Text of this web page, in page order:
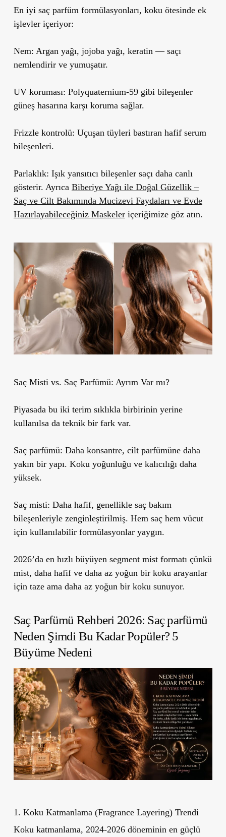
En iyi saç parfüm formülasyonları, koku ötesinde ek
işlevler içeriyor:
Nem: Argan yağı, jojoba yağı, keratin — saçı
nemlendirir ve yumuşatır.
UV koruması: Polyquaternium-59 gibi bileşenler
güneş hasarına karşı koruma sağlar.
Frizzle kontrolü: Uçuşan tüyleri bastıran hafif serum
bileşenleri.
Parlaklık: Işık yansıtıcı bileşenler saçı daha canlı
gösterir. Ayrıca Biberiye Yağı ile Doğal Güzellik –
Saç ve Cilt Bakımında Mucizevi Faydaları ve Evde
Hazırlayabileceğiniz Maskeleriçeriğimize göz atın.
Saç Misti vs. Saç Parfümü: Ayrım Var mı?
Piyasada bu iki terim sıklıkla birbirinin yerine
kullanılsa da teknik bir fark var.
Saç parfümü: Daha konsantre, cilt parfümüne daha
yakın bir yapı. Koku yoğunluğu ve kalıcılığı daha
yüksek.
Saç misti: Daha hafif, genellikle saç bakım
bileşenleriyle zenginleştirilmiş. Hem saç hem vücut
için kullanılabilir formülasyonlar yaygın.
2026’da en hızlı büyüyen segment mist formatı çünkü
mist, daha hafif ve daha az yoğun bir koku arayanlar
için taze ama daha az yoğun bir koku sunuyor.
Saç Parfümü Rehberi 2026: Saç parfümü
Neden Şimdi Bu Kadar Popüler? 5
Büyüme Nedeni
1. Koku Katmanlama (Fragrance Layering) Trendi
Koku katmanlama, 2024-2026 döneminin en güçlü